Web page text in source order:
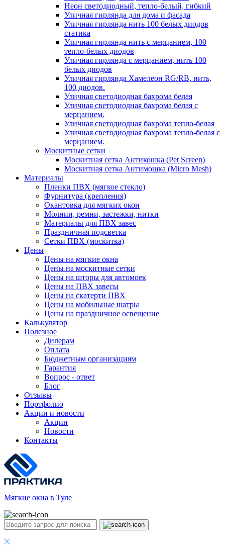
Неон светодиодный, тепло-белый, гибкий
Уличная гирлянда для дома и фасада
Уличная гирлянда нить 100 белых диодов
статика
Уличная гирлянда нить с мерцанием, 100
тепло-белых диодов
Уличная гирлянда с мерцанием, нить 100
белых диодов
Уличная гирлянда Хамелеон RG/RB, нить,
100 диодов.
Уличная светодиодная бахрома белая
Уличная светодиодная бахрома белая с
мерцанием.
Уличная светодиодная бахрома тепло-белая
Уличная светодиодная бахрома тепло-белая с
мерцанием.
Москитные сетки
Москитная сетка Антикошка (Pet Screen)
Москитная сетка Антимошка (Micro Mesh)
Материалы
Пленки ПВХ (мягкое стекло)
Фурнитура (крепления)
Окантовка для мягких окон
Молнии, ремни, застежки, нитки
Материалы для ПВХ завес
Праздничная подсветка
Сетки ПВХ (москитка)
Цены
Цены на мягкие окна
Цены на москитные сетки
Цены на шторы для автомоек
Цены на ПВХ завесы
Цены на скатерти ПВХ
Цены на мобильные шатры
Цены на праздничное освещение
Калькулятор
Полезное
Дилерам
Оплата
Бюджетным организациям
Гарантия
Вопрос - ответ
Блог
Отзывы
Портфолио
Акции и новости
Акции
Новости
Контакты
Мягкие окна в Туле